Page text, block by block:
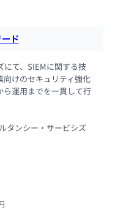
ド
て、SIEMに関する技
けのセキュリティ強化
ら運用までを一貫して行
タンシー・サービシズ